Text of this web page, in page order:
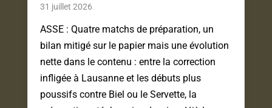
31 juillet 2026
ASSE : Quatre matchs de préparation, un
bilan mitigé sur le papier mais une évolution
nette dans le contenu : entre la correction
infligée à Lausanne et les débuts plus
poussifs contre Biel ou le Servette, la